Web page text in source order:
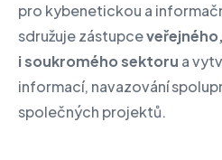
pro kybenetickou a
sdružuje zástupce
i soukromého sektoru a
informací, navazování
společných projektů.